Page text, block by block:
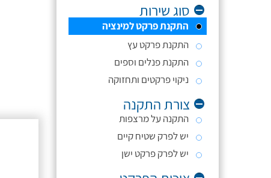
סוג שירות
התקנת פרקט למינציה
התקנת פרקט עץ
התקנת פנלים וספים
ניקוי פרקטים ותחזוקה
צורת התקנה
התקנה על מרצפות
יש לפרק שטיח קיים
יש לפרק פרקט ישן